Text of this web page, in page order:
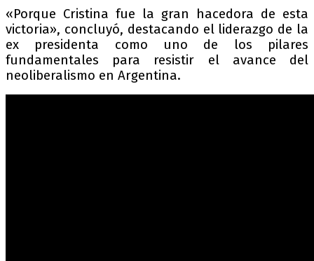
«Porque Cristina fue la gran hacedora de esta
victoria», concluyó, destacando el liderazgo de la
ex presidenta como uno de los pilares
fundamentales para resistir el avance del
neoliberalismo en Argentina.